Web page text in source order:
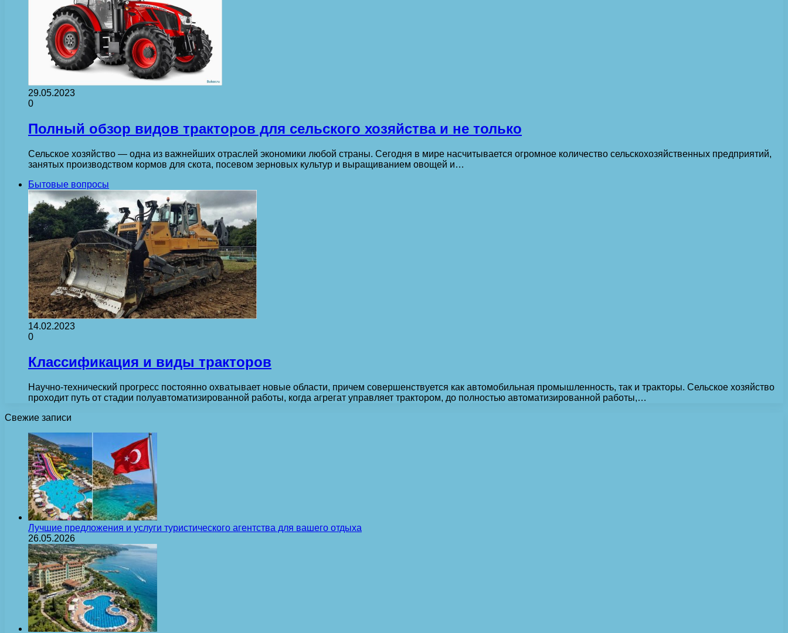
29.05.2023
0
Полный обзор видов тракторов для сельского хозяйства и не только
Сельское хозяйство — одна из важнейших отраслей экономики любой страны. Сегодня в мире насчитывается огромное количество сельскохозяйственных предприятий,
занятых производством кормов для скота, посевом зерновых культур и выращиванием овощей и…
Бытовые вопросы
14.02.2023
0
Классификация и виды тракторов
Научно-технический прогресс постоянно охватывает новые области, причем совершенствуется как автомобильная промышленность, так и тракторы. Сельское хозяйство
проходит путь от стадии полуавтоматизированной работы, когда агрегат управляет трактором, до полностью автоматизированной работы,…
Свежие записи
Лучшие предложения и услуги туристического агентства для вашего отдыха
26.05.2026